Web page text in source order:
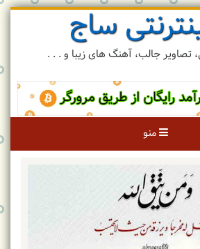
ساج
تصاویر جالب، آهنگ های زیبا و . . .
منو